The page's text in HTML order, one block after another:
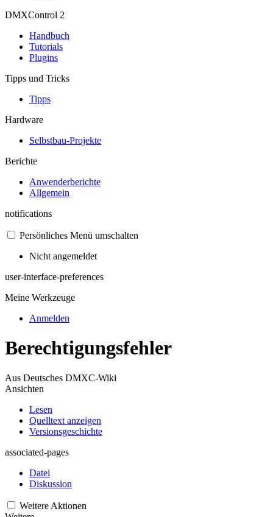
DMXControl 2
Handbuch
Tutorials
Plugins
Tipps und Tricks
Tipps
Hardware
Selbstbau-Projekte
Berichte
Anwenderberichte
Allgemein
notifications
Persönliches Menü umschalten
Nicht angemeldet
user-interface-preferences
Meine Werkzeuge
Anmelden
Berechtigungsfehler
Aus Deutsches DMXC-Wiki
Ansichten
Lesen
Quelltext anzeigen
Versionsgeschichte
associated-pages
Datei
Diskussion
Weitere Aktionen